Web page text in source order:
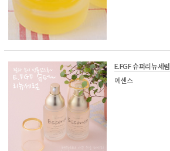
E.FGF 슈퍼리뉴세럼
에센스